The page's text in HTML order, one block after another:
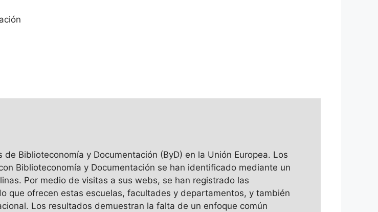
Biblioteconomía y Documentación (ByD) en la Unión Europea. Los
Biblioteconomía y Documentación se han identificado mediante un
Por medio de visitas a sus webs, se han registrado las
que ofrecen estas escuelas, facultades y departamentos, y también
Los resultados demuestran la falta de un enfoque común